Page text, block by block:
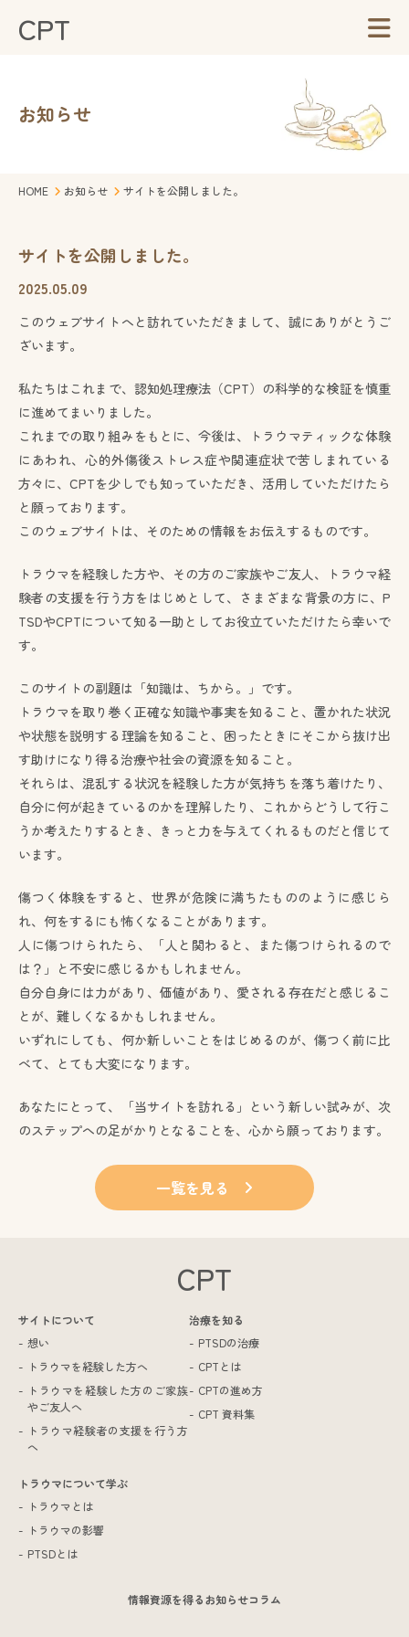
CPT
お知らせ
HOME お知らせ サイトを公開しました。
サイトを公開しました。
2025.05.09
このウェブサイトへと訪れていただきまして、誠にありがとうご
ざいます。
私たちはこれまで、認知処理療法（CPT）の科学的な検証を慎重
に進めてまいりました。
これまでの取り組みをもとに、今後は、トラウマティックな体験
にあわれ、心的外傷後ストレス症や関連症状で苦しまれている
方々に、CPTを少しでも知っていただき、活用していただけたら
と願っております。
このウェブサイトは、そのための情報をお伝えするものです。
トラウマを経験した方や、その方のご家族やご友人、トラウマ経
験者の支援を行う方をはじめとして、さまざまな背景の方に、P
TSDやCPTについて知る一助としてお役立ていただけたら幸いで
す。
このサイトの副題は「知識は、ちから。」です。
トラウマを取り巻く正確な知識や事実を知ること、置かれた状況
や状態を説明する理論を知ること、困ったときにそこから抜け出
す助けになり得る治療や社会の資源を知ること。
それらは、混乱する状況を経験した方が気持ちを落ち着けたり、
自分に何が起きているのかを理解したり、これからどうして行こ
うか考えたりするとき、きっと力を与えてくれるものだと信じて
います。
傷つく体験をすると、世界が危険に満ちたもののように感じら
れ、何をするにも怖くなることがあります。
人に傷つけられたら、「人と関わると、また傷つけられるので
は？」と不安に感じるかもしれません。
自分自身には力があり、価値があり、愛される存在だと感じるこ
とが、難しくなるかもしれません。
いずれにしても、何か新しいことをはじめるのが、傷つく前に比
べて、とても大変になります。
あなたにとって、「当サイトを訪れる」という新しい試みが、次
のステップへの足がかりとなることを、心から願っております。
一覧を見る
CPT
サイトについて
想い
トラウマを経験した方へ
トラウマを経験した方のご家族
やご友人へ
トラウマ経験者の支援を行う方
へ
トラウマについて学ぶ
トラウマとは
トラウマの影響
PTSDとは
治療を知る
PTSDの治療
CPTとは
CPTの進め方
CPT 資料集
情報資源を得るお知らせコラム